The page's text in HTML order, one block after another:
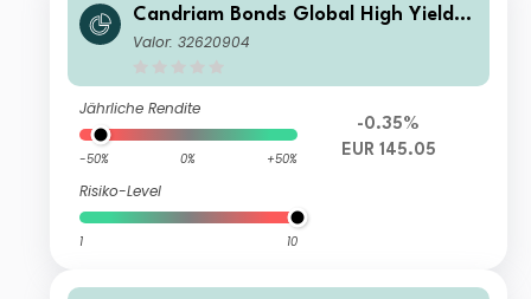
Candriam Bonds Global High Yield C
lass R2 EUR Dis
Valor: 32620904
Jährliche Rendite
-50% 0% +50%
Risiko-Level
1 10
-0.35%
EUR 145.05